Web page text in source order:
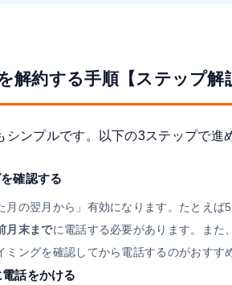
解約する手順【ステップ解
シンプルです。以下の3ステップで進
確認する
月の翌月から」有効になります。たとえば
月末までに電話する必要があります。また
ミングを確認してから電話するのがおすす
話をかける